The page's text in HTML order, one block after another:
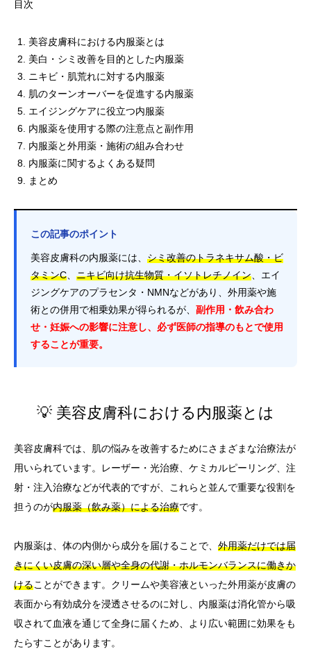
目次
美容皮膚科における内服薬とは
美白・シミ改善を目的とした内服薬
ニキビ・肌荒れに対する内服薬
肌のターンオーバーを促進する内服薬
エイジングケアに役立つ内服薬
内服薬を使用する際の注意点と副作用
内服薬と外用薬・施術の組み合わせ
内服薬に関するよくある疑問
まとめ
この記事のポイント
美容皮膚科の内服薬には、 シミ改善のトラネキサム酸・ビ
タミンC
ニキビ向け抗生物質・イソトレチノイン 、エイ
ジングケアのプラセンタ・NMNなどがあり、外用薬や施
術との併用で相乗効果が得られるが、 副作用・飲み合わ
せ・妊娠への影響に注意し、必ず医師の指導のもとで使用
することが重要。
💡 美容皮膚科における内服薬とは
美容皮膚科では、肌の悩みを改善するためにさまざまな治療法が
用いられています。レーザー・光治療、ケミカルピーリング、注
射・注入治療などが代表的ですが、これらと並んで重要な役割を
担うのが内服薬（飲み薬）による治療です。
内服薬は、体の内側から成分を届けることで、 外用薬だけでは届
きにくい皮膚の深い層や全身の代謝・ホルモンバランスに働きか
けることができます。クリームや美容液といった外用薬が皮膚の
表面から有効成分を浸透させるのに対し、内服薬は消化管から吸
収されて血液を通じて全身に届くため、より広い範囲に効果をも
たらすことがあります。